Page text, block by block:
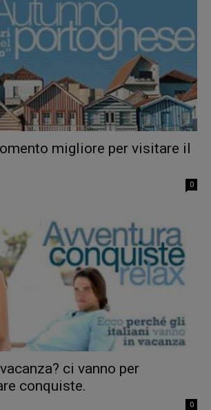
migliore per visitare il
0
ci vanno per
conquiste.
0